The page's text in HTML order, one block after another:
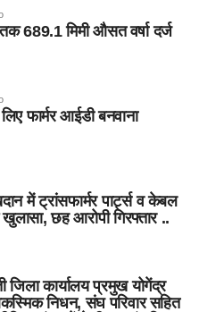
689.1 मिमी औसत वर्षा दर्ज
फार्मर आईडी बनवाना
में ट्रांसफार्मर पार्ट्स व केबल
छह आरोपी गिरफ्तार ..
कार्यालय प्रमुख योगेंद्र
निधन, संघ परिवार सहित